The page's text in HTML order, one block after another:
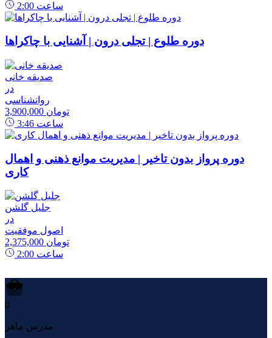
2:00 ساعت
دوره طلوع | تجلی درون | آشنایی با چاکراها
صدیقه خانی
در
روانشناسی
3,900,000 تومان
3:46 ساعت
دوره پرواز بدون تاخیر | مدیریت موانع ذهنی و اهمال
کاری
جلیل گلشن
در
اصول موفقیت
2,375,000 تومان
2:00 ساعت
0
مدرس ماهر